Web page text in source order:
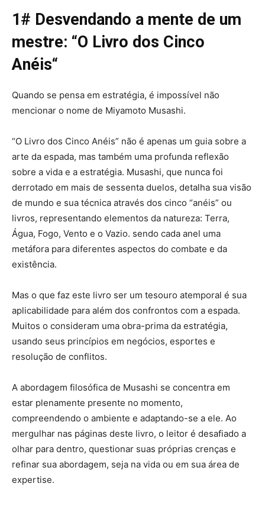
1# Desvendando a mente de um
mestre: “O Livro dos Cinco
Anéis“
Quando se pensa em estratégia, é impossível não
mencionar o nome de Miyamoto Musashi.
“O Livro dos Cinco Anéis” não é apenas um guia sobre a
arte da espada, mas também uma profunda reflexão
sobre a vida e a estratégia. Musashi, que nunca foi
derrotado em mais de sessenta duelos, detalha sua visão
de mundo e sua técnica através dos cinco “anéis” ou
livros, representando elementos da natureza: Terra,
Água, Fogo, Vento e o Vazio. sendo cada anel uma
metáfora para diferentes aspectos do combate e da
existência.
Mas o que faz este livro ser um tesouro atemporal é sua
aplicabilidade para além dos confrontos com a espada.
Muitos o consideram uma obra-prima da estratégia,
usando seus princípios em negócios, esportes e
resolução de conflitos.
A abordagem filosófica de Musashi se concentra em
estar plenamente presente no momento,
compreendendo o ambiente e adaptando-se a ele. Ao
mergulhar nas páginas deste livro, o leitor é desafiado a
olhar para dentro, questionar suas próprias crenças e
refinar sua abordagem, seja na vida ou em sua área de
expertise.